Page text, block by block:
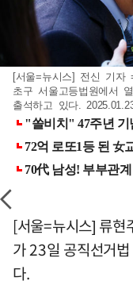
[서울=뉴시스] 전신 기
초구 서울고등법원에서
출석하고 있다.
[서울=뉴시스] 류현
가 23일 공직선거
다.